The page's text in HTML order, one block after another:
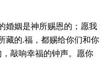
婚姻是神所赐恩的；愿我
藏的.福，都赐给你们和你
敲响幸福的钟声。愿你